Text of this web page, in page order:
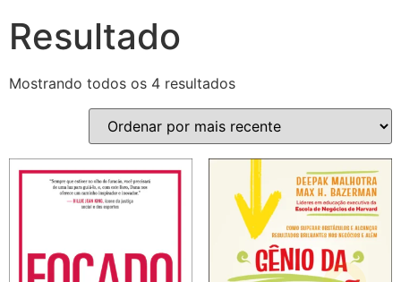
Resultado
Mostrando todos os 4 resultados